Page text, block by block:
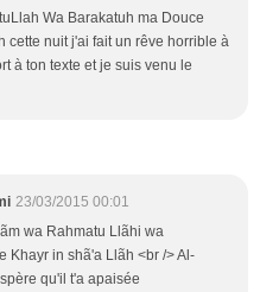
Wa Barakatuh ma Douce
cette nuit j'ai fait un rêve horrible à
à ton texte et je suis venu le
23/03/2015 00:01
wa Rahmatu Llãhi wa
Khayr in shã'a Llãh <br /> Al-
qu'il t'a apaisée